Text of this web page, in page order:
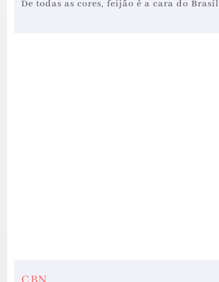
De todas as cores, feijão é a cara do Brasil